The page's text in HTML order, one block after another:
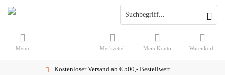
Kostenloser Versand ab € 500,- Bestellwert
Warenkorb
Merkzettel Mein Konto
Menü